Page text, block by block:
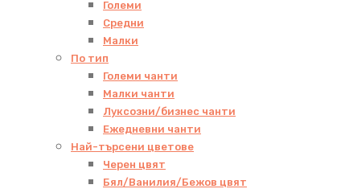
Големи
Средни
Малки
По тип
Големи чанти
Малки чанти
Луксозни/бизнес чанти
Ежедневни чанти
Най-търсени цветове
Черен цвят
Бял/Ванилия/Бежов цвят